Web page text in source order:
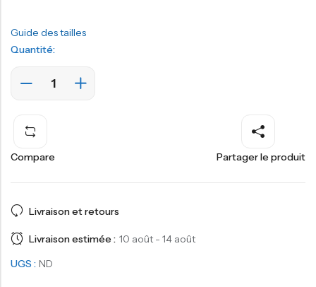
Guide des tailles
Quantité:
Compare Partager le produit
Livraison et retours
Livraison estimée : 10 août - 14 août
UGS : ND